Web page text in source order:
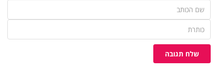
שלח תגובה